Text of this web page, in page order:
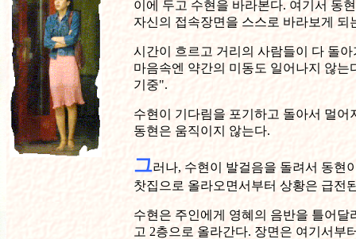
이에 두고 수현을 바라본다. 여기서 동
자신의 접속장면을 스스로 바라보게 되
시간이 흐르고 거리의 사람들이 다 돌
마음속엔 약간의 미동도 일어나지 않는
기중".
수현이 기다림을 포기하고 돌아서 멀어
동현은 움직이지 않는다.
그러나, 수현이 발걸음을 돌려서 동현
찻집으로 올라오면서부터 상황은 급전
수현은 주인에게 영혜의 음반을 틀어달
고 2층으로 올라간다. 장면은 여기서부